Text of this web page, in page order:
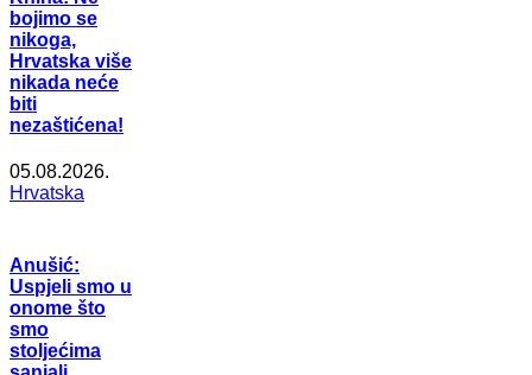
bojimo se
nikoga,
Hrvatska više
nikada neće
biti
nezaštićena!
05.08.2026.
Hrvatska
Anušić:
Uspjeli smo u
onome što
smo
stoljećima